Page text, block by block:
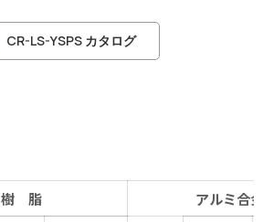
CR-LS-YSPS カタログ
樹 脂
アルミ合金